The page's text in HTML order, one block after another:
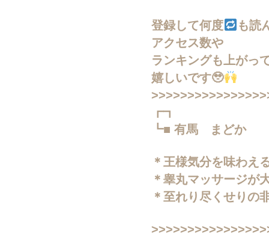
登録して何度
も読
アクセス数や
ランキングも上がっ
嬉しいです🥹
┏┓
┗■ 有馬 まどか
＊王様気分を味わえ
＊睾丸マッサージが
＊至れり尽くせりの